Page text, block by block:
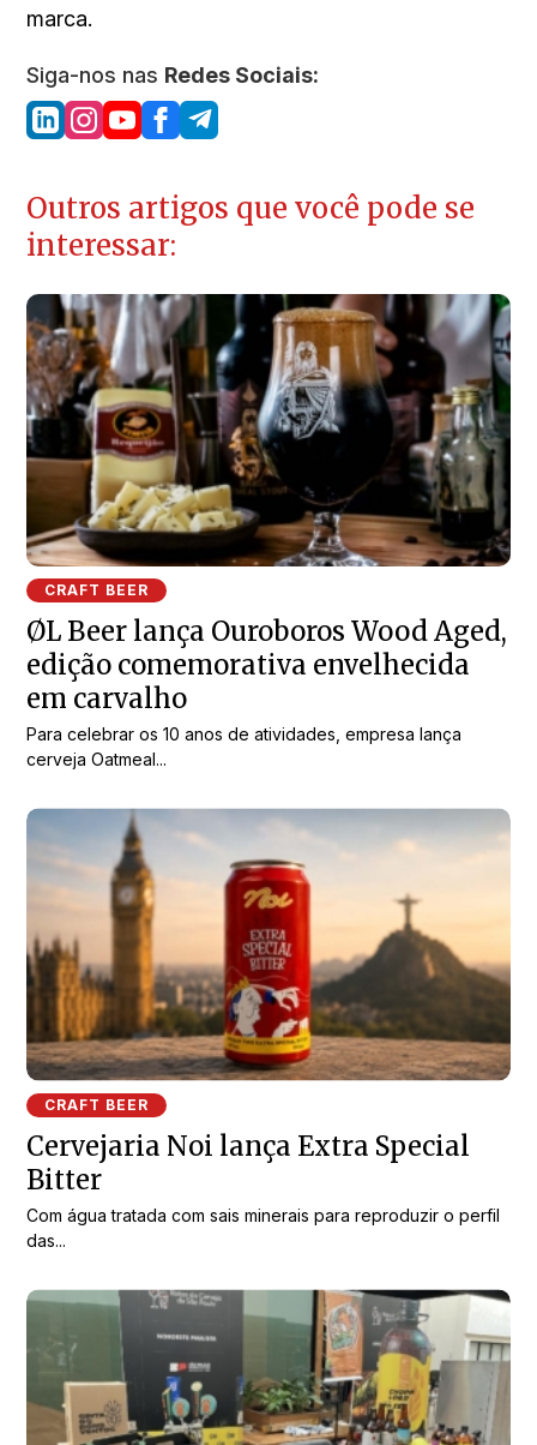
marca.
Siga-nos nas Redes Sociais:
Outros artigos que você pode se
interessar:
CRAFT BEER
ØL Beer lança Ouroboros Wood Aged,
edição comemorativa envelhecida
em carvalho
Para celebrar os 10 anos de atividades, empresa lança
cerveja Oatmeal...
CRAFT BEER
Cervejaria Noi lança Extra Special
Bitter
Com água tratada com sais minerais para reproduzir o perfil
das...